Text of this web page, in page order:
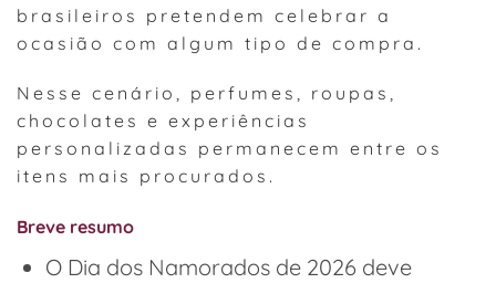
brasileiros pretendem celebrar a
ocasião com algum tipo de compra.
Nesse cenário, perfumes, roupas,
chocolates e experiências
personalizadas permanecem entre os
itens mais procurados.
Breve resumo
O Dia dos Namorados de 2026 deve